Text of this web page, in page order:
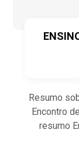
Resumo
Encontro
resumo